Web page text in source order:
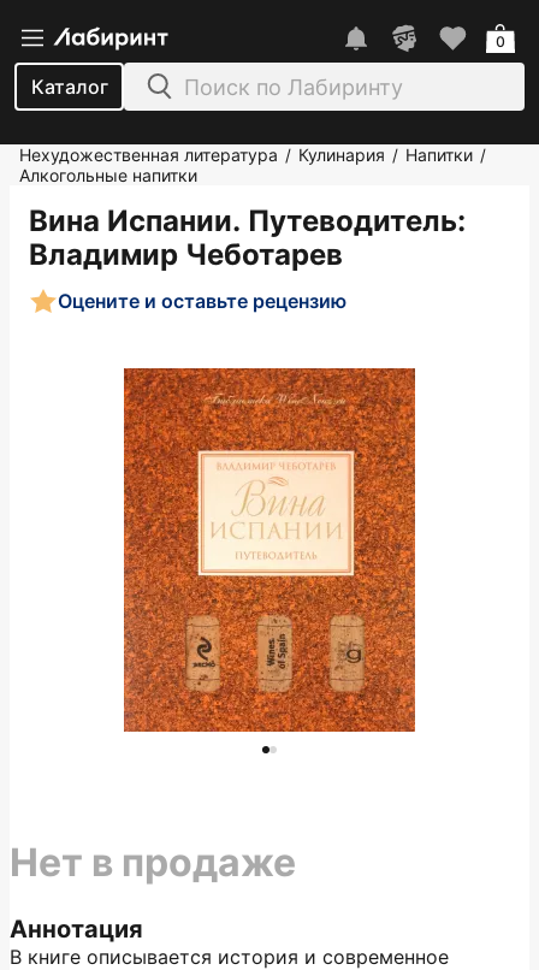
Каталог
0
Нехудожественная литература / Кулинария / Напитки /
Алкогольные напитки
Вина Испании. Путеводитель:
Владимир Чеботарев
Оцените и оставьте рецензию
Аннотация
В книге описывается история и современное
Нет в продаже